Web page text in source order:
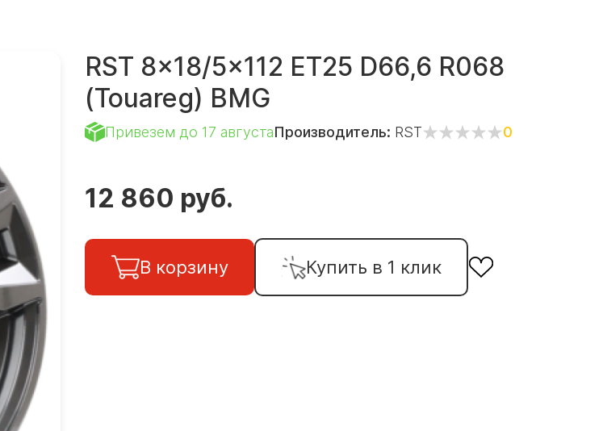
RST 8x18/5x112 ET25 D66,6 R068
(Touareg) BMG
Привезем до 17 августаПроизводитель: RST 0
12 860 руб.
В корзину Купить в 1 клик